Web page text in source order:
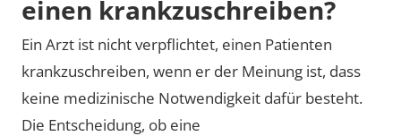
einen krankzuschreiben?
Ein Arzt ist nicht verpflichtet, einen Patienten
krankzuschreiben, wenn er der Meinung ist, dass
keine medizinische Notwendigkeit dafür besteht.
Die Entscheidung, ob eine